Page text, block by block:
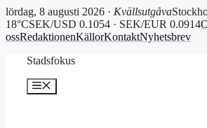
lördag, 8 augusti 2026 · Kvällsutgåva
18°CSEK/USD 0.1054 · SEK/EUR 0.0914
ossRedaktionenKällorKontaktNyhetsbrev
Stadsfokus
Meny